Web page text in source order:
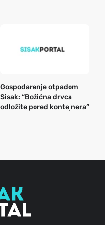
Gospodarenje otpadom
Sisak: “Božićna drvca
odložite pored kontejnera”